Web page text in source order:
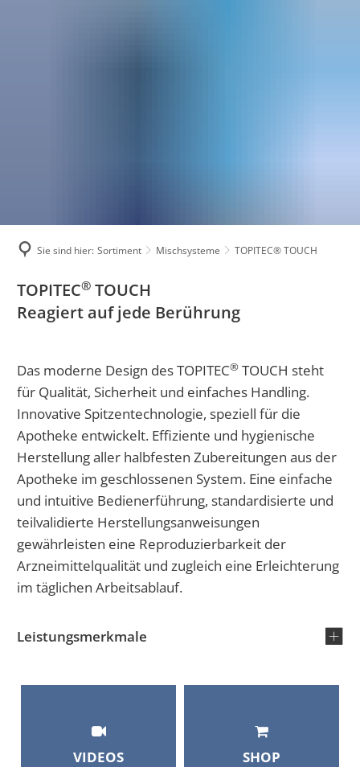
Sie sind hier: Sortiment Mischsysteme TOPITEC® TOUCH
TOPITEC®
TOUCH
TOPITEC® TOUCH
Reagiert auf jede Berührung
Das moderne Design des TOPITEC® TOUCH steht
für Qualität, Sicherheit und einfaches Handling.
Innovative Spitzentechnologie, speziell für die
Apotheke entwickelt. Effiziente und hygienische
Herstellung aller halbfesten Zubereitungen aus der
Apotheke im geschlossenen System. Eine einfache
und intuitive Bedienerführung, standardisierte und
teilvalidierte Herstellungsanweisungen
gewährleisten eine Reproduzierbarkeit der
Arzneimittelqualität und zugleich eine Erleichterung
im täglichen Arbeitsablauf.
Leistungsmerkmale
VIDEOS SHOP